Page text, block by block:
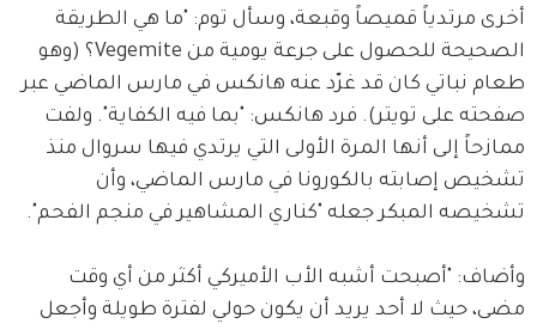
أخرى مرتدياً قميصاً وقبعة، وسأل توم: "ما هي الطريقة
الصحيحة للحصول على جرعة يومية من Vegemite؟ (وهو
طعام نباتي كان قد غرّد عنه هانكس في مارس الماضي عبر
صفحته على تويتر). فرد هانكس: "بما فيه الكفاية". ولفت
ممازحاً إلى أنها المرة الأولى التي يرتدي فيها سروال منذ
تشخيص إصابته بالكورونا في مارس الماضي، وأن
تشخيصه المبكر جعله "كناري المشاهير في منجم الفحم".
وأضاف: "أصبحت أشبه الأب الأميركي أكثر من أي وقت
مضى، حيث لا أحد يريد أن يكون حولي لفترة طويلة وأجعل